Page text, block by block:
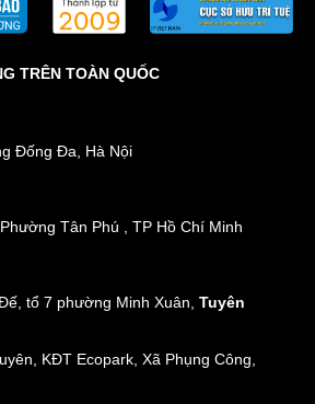
TRÊN TOÀN QUỐC
Đống Đa, Hà Nội
Tân Phú , TP Hồ Chí Minh
tổ 7 phường Minh Xuân, Tuyên
KĐT Ecopark, Xã Phụng Công,